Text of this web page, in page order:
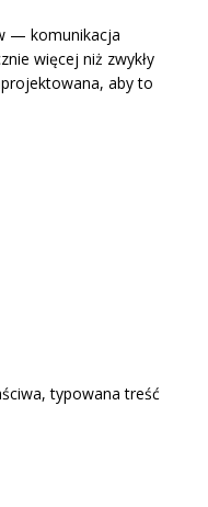
— komunikacja
więcej niż zwykły
aby to
typowana treść